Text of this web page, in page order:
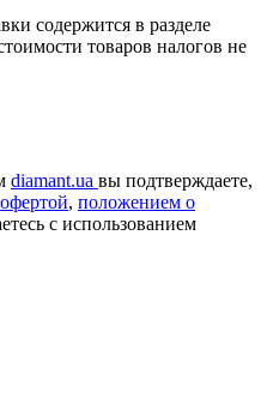
содержится в разделе
товаров налогов не
diamant.ua вы подтверждаете,
, положением о
с использованием